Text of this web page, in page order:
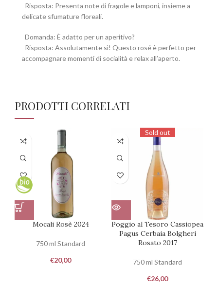
Risposta: Presenta note di fragole e lamponi, insieme a
delicate sfumature floreali.
Domanda: È adatto per un aperitivo?
Risposta: Assolutamente sì! Questo rosé è perfetto per
accompagnare momenti di socialità e relax all’aperto.
PRODOTTI CORRELATI
Mocali Rosè 2024
750 ml Standard
€20,00
Sold out
Poggio al Tesoro Cassiopea
Pagus Cerbaia Bolgheri
Rosato 2017
750 ml Standard
€26,00